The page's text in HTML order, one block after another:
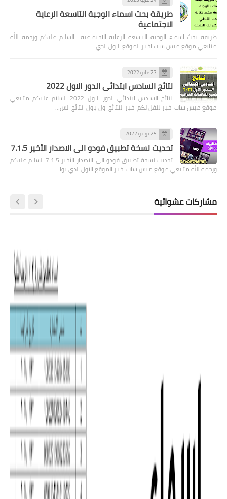
طريقة بحث اسماء الوجبة التاسعة الرعاية
الاجتماعية
طريقة بحث اسماء الوجبة التاسعة الرعاية الاجتماعية السلام عليكم ورحمه الله
متابعي موقع ميس سات اخبار الموقع الاول الذي …
27 مايو 2022
نتائج السادس ابتدائي الدور الاول 2022
نتائج السادس ابتدائي الدور الاول 2022 السلام عليكم متابعي
موقع ميس سات اخبار ننقل لكم اخبار النتائج اول باول نتائج الس…
25 يوليو 2022
تحديث نسخة تطبيق فودو الى الاصدار الأخير 7.1.5
تحديث نسخة تطبيق فودو الى الاصدار الأخير 7.1.5 السلام عليكم
ورحمه الله متابعي موقع ميس سات اخبار الموقع الاول الذي يوا…
مشاركات عشوائية